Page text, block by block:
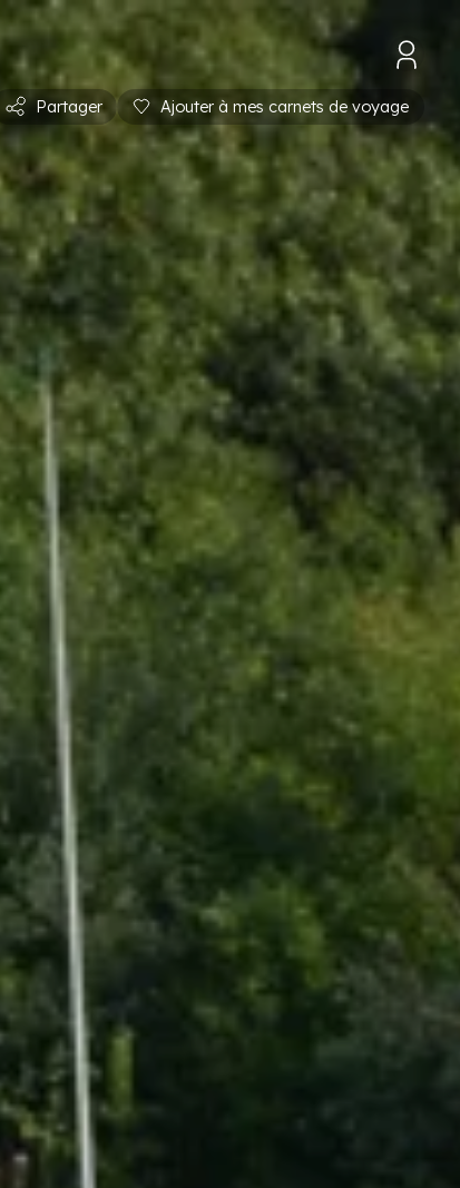
Partager Ajouter à mes carnets de voyage